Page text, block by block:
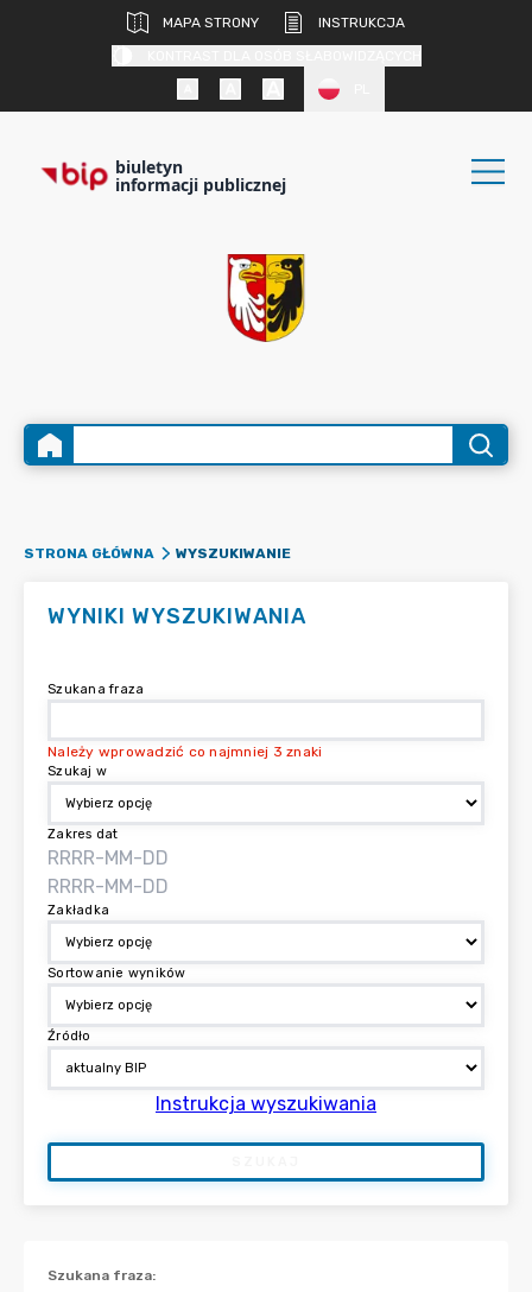
MAPA STRONY
INSTRUKCJA
biuletyn
informacji publicznej
STRONA GŁÓWNA WYSZUKIWANIE
WYNIKI WYSZUKIWANIA
Szukana fraza
Należy wprowadzić co najmniej 3 znaki
Szukaj w
Zakres dat
Zakładka
Sortowanie wyników
Źródło
Instrukcja wyszukiwania
Szukana fraza: